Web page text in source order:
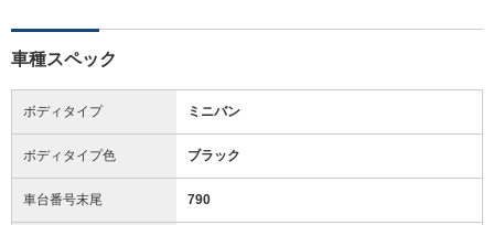
車種スペック
ボディタイプ ミニバン
ボディタイプ色 ブラック
車台番号末尾 790